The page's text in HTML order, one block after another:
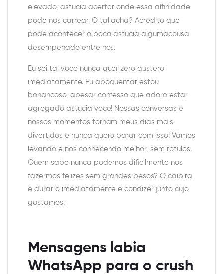
elevado, astucia acertar onde essa alfinidade
pode nos carrear. O tal acha? Acredito que
pode acontecer o boca astucia algumacousa
desempenado entre nos.
Eu sei tal voce nunca quer zero austero
imediatamente. Eu apoquentar estou
bonancoso, apesar confesso que adoro estar
agregado astucia voce! Nossas conversas e
nossos momentos tornam meus dias mais
divertidos e nunca quero parar com isso! Vamos
levando e nos conhecendo melhor, sem rotulos.
Quem sabe nunca podemos dificilmente nos
fazermos felizes sem grandes pesos? O caipira
e durar o imediatamente e condizer junto cujo
gostamos.
Mensagens labia
WhatsApp para o crush